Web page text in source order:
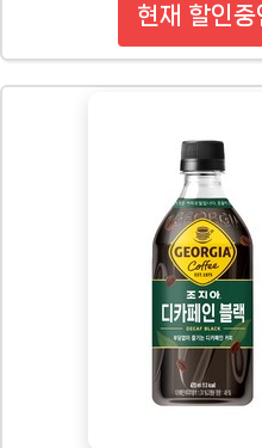
현재 할인중